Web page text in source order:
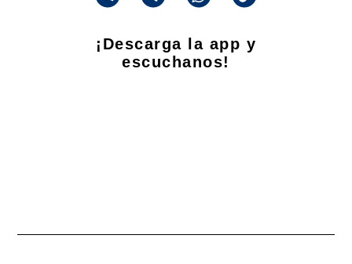
¡Descarga la app y
escuchanos!